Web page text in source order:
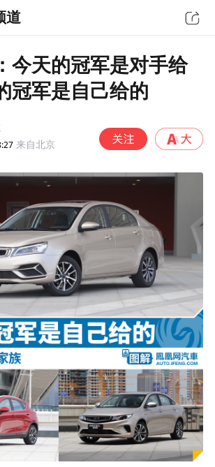
道
今天的冠军是对手给
冠军是自己给的
来自北京